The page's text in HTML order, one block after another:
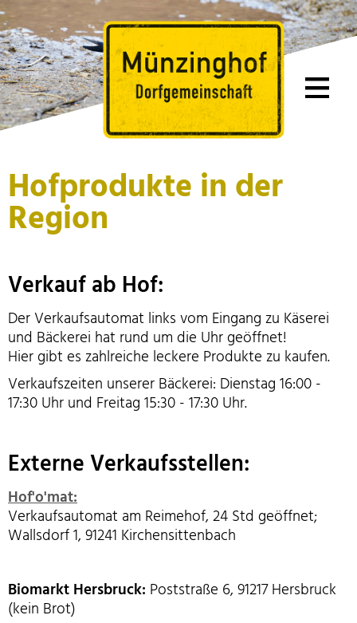
Hofprodukte in der
Region
Verkauf ab Hof:
Der Verkaufsautomat links vom Eingang zu Käserei
und Bäckerei hat rund um die Uhr geöffnet!
Hier gibt es zahlreiche leckere Produkte zu kaufen.
Verkaufszeiten unserer Bäckerei: Dienstag 16:00 -
17:30 Uhr und Freitag 15:30 - 17:30 Uhr.
Externe Verkaufsstellen:
Hof'o'mat:
Verkaufsautomat am Reimehof, 24 Std geöffnet;
Wallsdorf 1, 91241 Kirchensittenbach
Biomarkt Hersbruck: Poststraße 6, 91217 Hersbruck
(kein Brot)